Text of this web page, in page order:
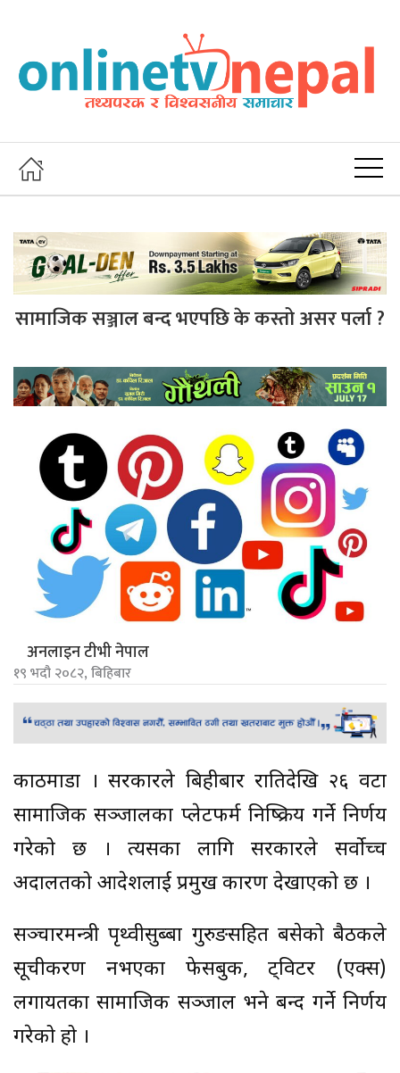
सामाजिक सञ्जाल बन्द भएपछि के कस्तो असर पर्ला ?
अनलाइन टीभी नेपाल
१९ भदौ २०८२, बिहिबार
काठमाडौं । सरकारले बिहीबार रातिदेखि २६ वटा
सामाजिक सञ्जालका प्लेटफर्म निष्क्रिय गर्ने निर्णय
गरेको छ । त्यसका लागि सरकारले सर्वोच्च
अदालतको आदेशलाई प्रमुख कारण देखाएको छ ।
सञ्चारमन्त्री पृथ्वीसुब्बा गुरुङसहित बसेको बैठकले
सूचीकरण नभएका फेसबुक, ट्विटर (एक्स)
लगायतका सामाजिक सञ्जाल भने बन्द गर्ने निर्णय
गरेको हो ।